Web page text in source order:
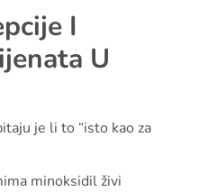
I
U
je li to “isto kao za
minoksidil živi